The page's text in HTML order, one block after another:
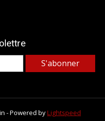
S'abonner
- Powered byLightspeed